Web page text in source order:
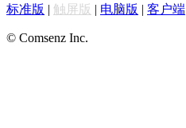
标准版 | 触屏版 | 电脑版 | 客户端
© Comsenz Inc.